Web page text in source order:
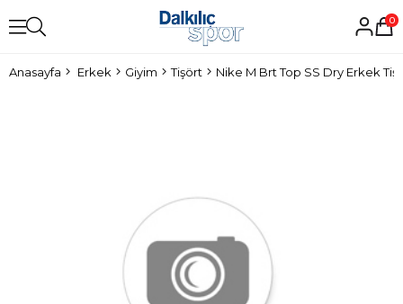
0
Anasayfa Erkek Giyim Tişört Nike M Brt Top SS Dry Erkek